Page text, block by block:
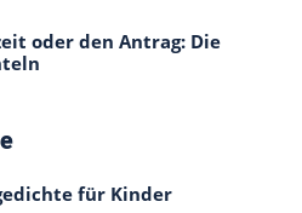
oder den Antrag: Die
für Kinder